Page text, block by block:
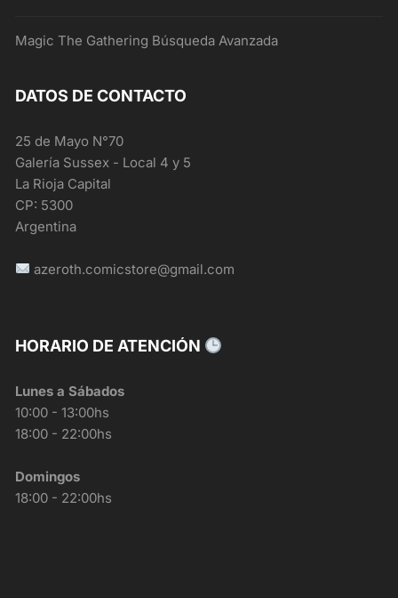
Magic The Gathering Búsqueda Avanzada
DATOS DE CONTACTO
25 de Mayo N°70
Galería Sussex - Local 4 y 5
La Rioja Capital
CP: 5300
Argentina
azeroth.comicstore@gmail.com
HORARIO DE ATENCIÓN
Lunes a Sábados
10:00 - 13:00hs
18:00 - 22:00hs
Domingos
18:00 - 22:00hs